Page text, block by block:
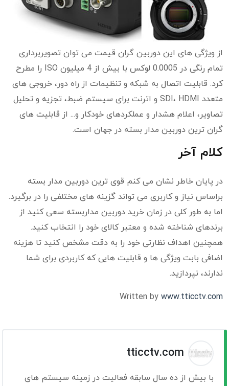
از ویژگی های این دوربین گران قیمت می توان تصویربرداری
تمام رنگی در 0.0005 لوکس با بیش از 4 میلیون ISO را مطرح
کرد. قابلیت اتصال به شبکه و تنظیمات از راه دور، خروجی های
متعدد SDI، HDMI و اترنت برای سیستم ضبط، تجزیه و تحلیل
تصاویر، اعلام هشدار و عملکردهای خودکار و... از قابلیت های
گران ترین دوربین مدار بسته در جهان است.
کلام آخر
در پایان خاطر نشان می کنم قوی ترین دوربین مدار بسته
براساس نیاز و کاربری می تواند گزینه های مختلفی را در برگیرد.
اما به طور کلی در زمان خرید دوربین مداربسته سعی کنید از
برندهای شناخته شده و معتبر کالای خود را انتخاب کنید.
همچنین اهداف نظارتی خود را به دقت مشخص کنید تا هزینه
اضافی بابت ویژگی ها و قابلیت هایی که کاربردی برای شما
ندارند، نپردازید.
Written by www.tticctv.com
tticctv.com
با بیش از ده سال سابقه فعالیت در زمینه سیستم های